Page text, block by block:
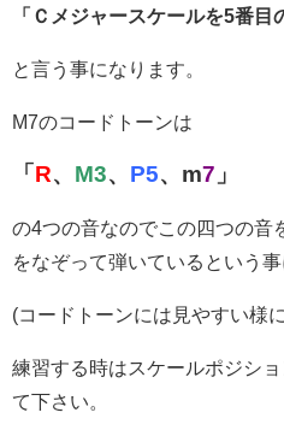
「Ｃメジャースケールを5番目
と言う事になります。
M7のコードトーンは
「 R、 M3、 P5、m7 」
の4つの音なのでこの四つの音
をなぞって弾いているという事
(コードトーンには見やすい様
練習する時はスケールポジシ
て下さい。